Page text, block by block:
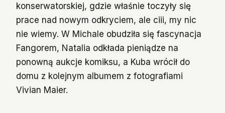
konserwatorskiej, gdzie właśnie toczyły się
prace nad nowym odkryciem, ale ciii, my nic
nie wiemy. W Michale obudziła się fascynacja
Fangorem, Natalia odkłada pieniądze na
ponowną aukcje komiksu, a Kuba wrócił do
domu z kolejnym albumem z fotografiami
Vivian Maier.